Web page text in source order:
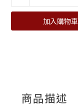
加入購物車
商品描述